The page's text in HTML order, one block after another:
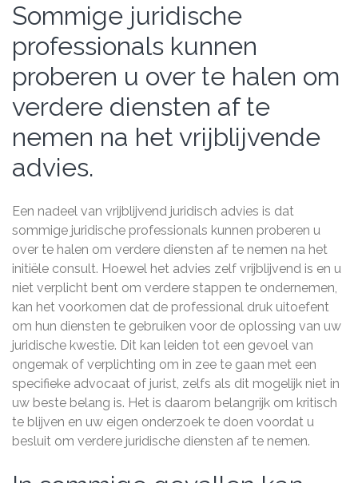
Sommige juridische
professionals kunnen
proberen u over te halen om
verdere diensten af te
nemen na het vrijblijvende
advies.
Een nadeel van vrijblijvend juridisch advies is dat
sommige juridische professionals kunnen proberen u
over te halen om verdere diensten af te nemen na het
initiële consult. Hoewel het advies zelf vrijblijvend is en u
niet verplicht bent om verdere stappen te ondernemen,
kan het voorkomen dat de professional druk uitoefent
om hun diensten te gebruiken voor de oplossing van uw
juridische kwestie. Dit kan leiden tot een gevoel van
ongemak of verplichting om in zee te gaan met een
specifieke advocaat of jurist, zelfs als dit mogelijk niet in
uw beste belang is. Het is daarom belangrijk om kritisch
te blijven en uw eigen onderzoek te doen voordat u
besluit om verdere juridische diensten af te nemen.